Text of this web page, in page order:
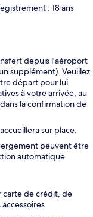
: 18 ans
depuis l'aéroport
supplément). Veuillez
départ pour lui
à votre arrivée, au
la confirmation de
sur place.
peuvent être
automatique
carte de crédit, de